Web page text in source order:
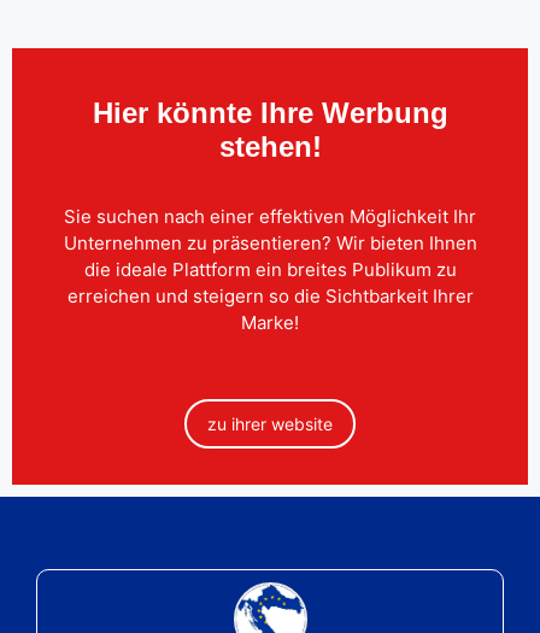
Hier könnte Ihre Werbung
stehen!
Sie suchen nach einer effektiven Möglichkeit Ihr
Unternehmen zu präsentieren? Wir bieten Ihnen
die ideale Plattform ein breites Publikum zu
erreichen und steigern so die Sichtbarkeit Ihrer
Marke!
zu ihrer website